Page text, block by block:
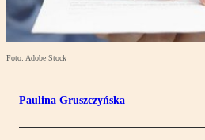
Foto: Adobe Stock
Paulina Gruszczyńska